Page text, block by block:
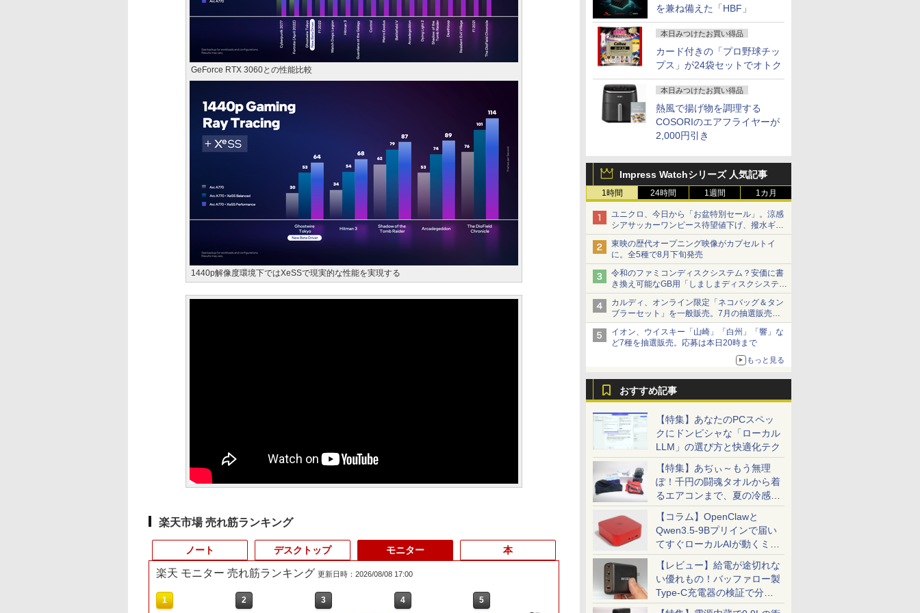
を兼ね備えた「HBF」
本日みつけたお買い得品
カード付きの「プロ野球チッ
プス」が24袋セットでオトク
本日みつけたお買い得品
熱風で揚げ物を調理する
COSORIのエアフライヤーが
2,000円引き
Impress Watchシリーズ 人気記事
1時間 24時間 1週間 1カ月
ユニクロ、今日から「お盆特別セール」。涼感
シアサッカーワンピース待望値下げ、撥水ギア
ショーツは1990円に
東映の歴代オープニング映像がカプセルトイ
に。全5種で8月下旬発売
令和のファミコンディスクシステム？安価に書
き換え可能なGB用「しましまディスクシステ
ム」
カルディ、オンライン限定「ネコバッグ＆タン
ブラーセット」を一般販売。7月の抽選販売の
当選無効分
イオン、ウイスキー「山崎」「白州」「響」な
ど7種を抽選販売。応募は本日20時まで
もっと見る
おすすめ記事
【特集】あなたのPCスペッ
クにドンピシャな「ローカル
LLM」の選び方と快適化テク
【特集】あぢぃ～もう無理
ぽ！千円の闘魂タオルから着
るエアコンまで、夏の冷感グ
ッズ一挙紹介
【コラム】OpenClawと
Qwen3.5-9Bプリインで届い
てすぐローカルAIが動くミニ
PC「SER9 Pro」
【レビュー】給電が途切れな
い優れもの！バッファロー製
Type-C充電器の検証で分か
ったこと
GeForce RTX 3060との性能比較
1440p解像度環境下ではXeSSで現実的な性能を実現する
楽天市場 売れ筋ランキング
ノート
1 2 3 4 5 8
デスクトップ
1 2 3 4 5 8
モニター
楽天 モニター 売れ筋ランキング 更新日時：2026/08/08 17:00
1 2 3 4 5 8
本